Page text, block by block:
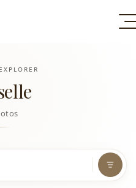
EXPLORER